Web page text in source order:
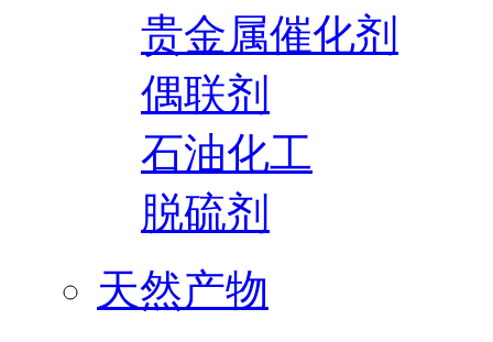
贵金属催化剂
偶联剂
石油化工
脱硫剂
天然产物